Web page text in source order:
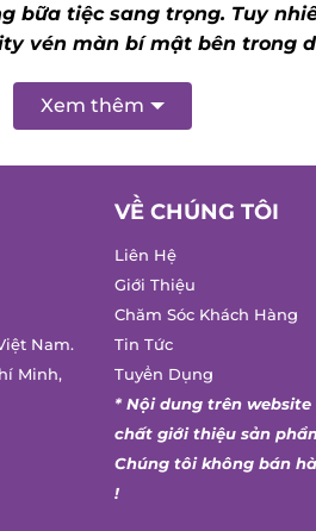
bữa tiệc sang trọng. Tuy
vén màn bí mật bên trong
Xem thêm
Nam.
Minh,
VỀ CHÚNG TÔI
Liên Hệ
Giới Thiệu
Chăm Sóc Khách Hàng
Tin Tức
Tuyển Dụng
* Nội dung trên
chất giới thiệu sản
Chúng tôi không bán
!